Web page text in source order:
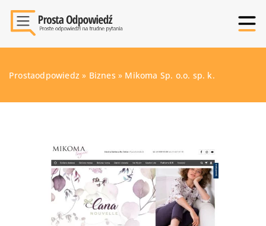
Prostaodpowiedz » Biznes » Mikoma Sp. o.o. sp. k.